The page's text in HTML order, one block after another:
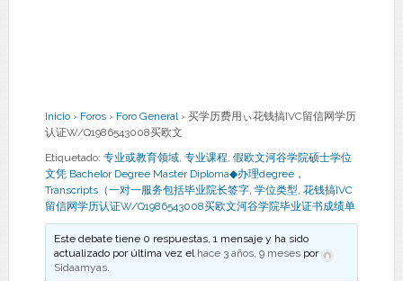
Inicio › Foros › Foro General › 买学历费用ぃ花钱搞IVC留信网学历
认证W/Q1986543008买欧文
Etiquetado: 专业或教育领域, 专业课程, 假欧文河谷学院硕士学位
文凭 Bachelor Degree Master Diploma◆办理degree，
Transcripts（一对一服务包括毕业院长签字, 学位类型, 花钱搞IVC
留信网学历认证W/Q1986543008买欧文河谷学院毕业证书成绩单
Este debate tiene 0 respuestas, 1 mensaje y ha sido
actualizado por última vez el hace 3 años, 9 meses por
Sidaamyas.